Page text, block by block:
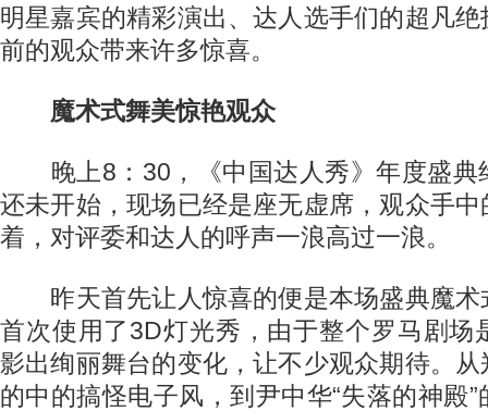
明星嘉宾的精彩演出、达人选手们的超凡
前的观众带来许多惊喜。
魔术式舞美惊艳观众
晚上8：30，《中国达人秀》年度盛典
还未开始，现场已经是座无虚席，观众手
着，对评委和达人的呼声一浪高过一浪。
昨天首先让人惊喜的便是本场盛典魔术
首次使用了3D灯光秀，由于整个罗马剧场
影出绚丽舞台的变化，让不少观众期待。
的中的搞怪电子风，到尹中华“失落的神殿